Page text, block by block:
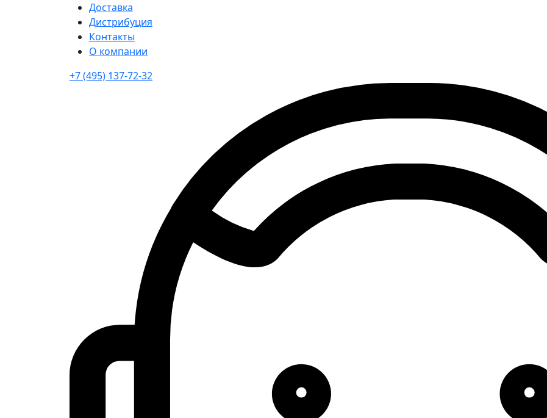
Доставка
Дистрибуция
Контакты
О компании
+7 (495) 137-72-32